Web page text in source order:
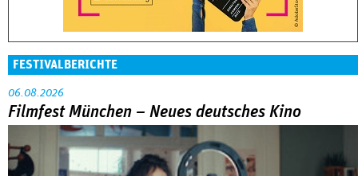
FESTIVALBERICHTE
06.08.2026
Filmfest München – Neues deutsches Kino